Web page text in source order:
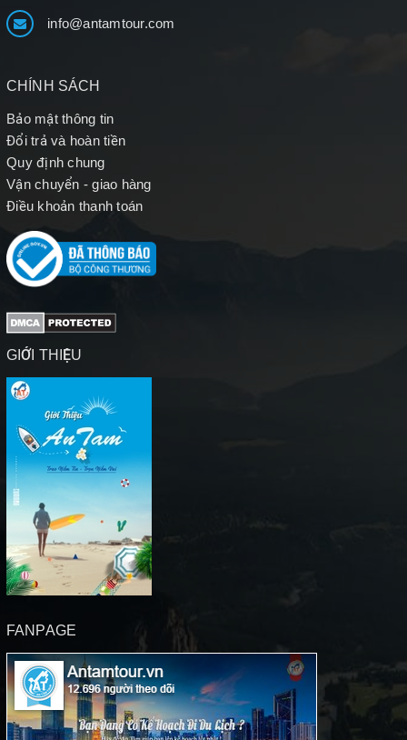
info@antamtour.com
CHÍNH SÁCH
Bảo mật thông tin
Đổi trả và hoàn tiền
Quy định chung
Vận chuyển - giao hàng
Điều khoản thanh toán
GIỚI THIỆU
FANPAGE